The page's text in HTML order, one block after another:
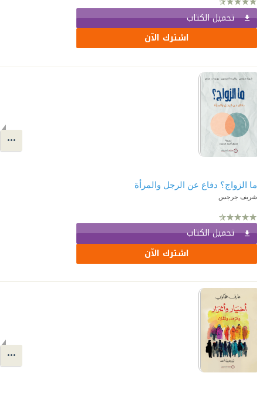
تحميل الكتاب
اشترك الآن
ما الزواج؟ دفاع عن الرجل والمرأة
شريف جرجس
تحميل الكتاب
اشترك الآن